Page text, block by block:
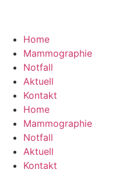
Home
Mammographie
Notfall
Aktuell
Kontakt
Home
Mammographie
Notfall
Aktuell
Kontakt